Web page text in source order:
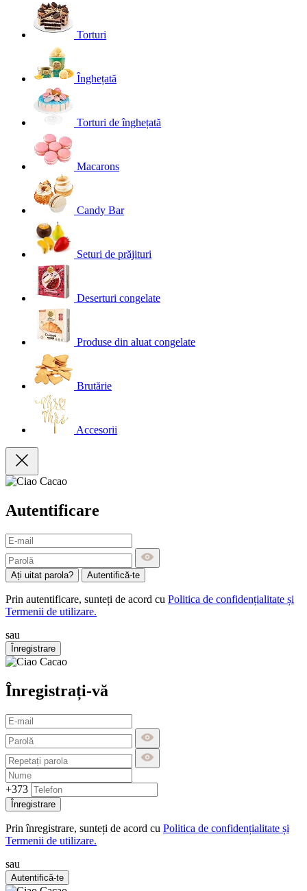
Torturi
Înghețată
Torturi de înghețată
Macarons
Candy Bar
Seturi de prăjituri
Deserturi congelate
Produse din aluat congelate
Brutărie
Accesorii
Autentificare
Ați uitat parola? Autentifică-te
Prin autentificare, sunteți de acord cu Politica de confidențialitate și
Termenii de utilizare.
sau
Înregistrare
Înregistrați-vă
+373
Înregistrare
Prin înregistrare, sunteți de acord cu Politica de confidențialitate și
Termenii de utilizare.
sau
Autentifică-te